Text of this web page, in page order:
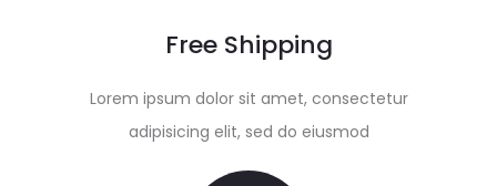
Free Shipping
Lorem ipsum dolor sit amet, consectetur
adipisicing elit, sed do eiusmod